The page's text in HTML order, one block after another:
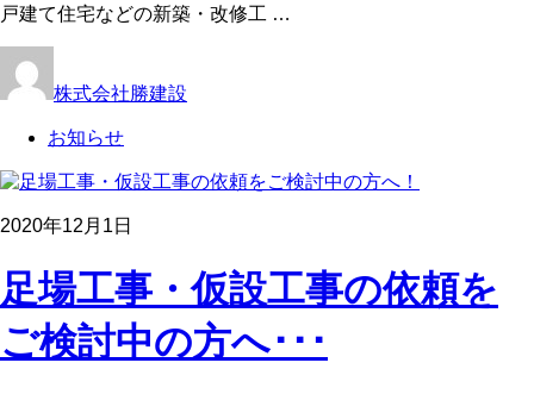
戸建て住宅などの新築・改修工 …
株式会社勝建設
お知らせ
2020年12月1日
足場工事・仮設工事の依頼を
ご検討中の方へ･･･